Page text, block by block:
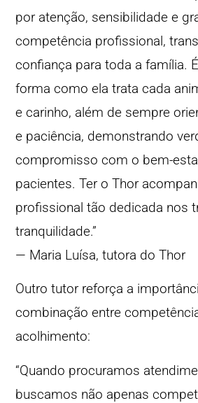
por atenção, sensibilidade e
competência profissional,
confiança para toda a família.
forma como ela trata cada
e carinho, além de sempre
e paciência, demonstrando
compromisso com o bem-
pacientes. Ter o Thor
profissional tão dedicada nos
tranquilidade.”
— Maria Luísa, tutora do Thor
Outro tutor reforça a
combinação entre
acolhimento:
“Quando procuramos
buscamos não apenas